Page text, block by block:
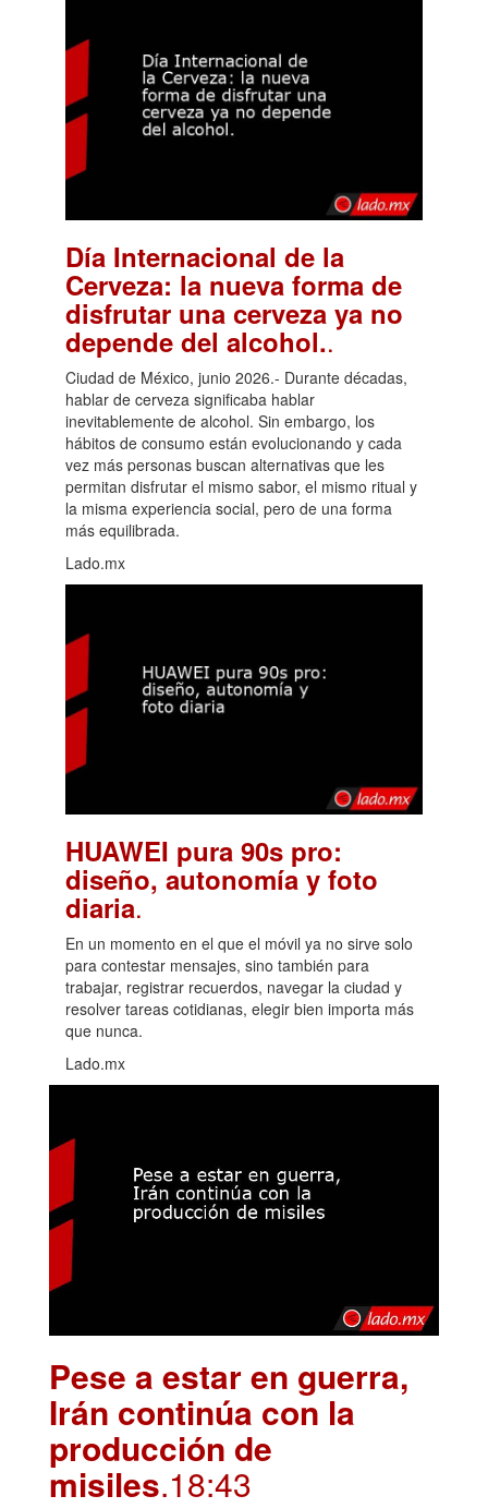
Día Internacional de la
Cerveza: la nueva forma de
disfrutar una cerveza ya no
depende del alcohol..
Ciudad de México, junio 2026.- Durante décadas,
hablar de cerveza significaba hablar
inevitablemente de alcohol. Sin embargo, los
hábitos de consumo están evolucionando y cada
vez más personas buscan alternativas que les
permitan disfrutar el mismo sabor, el mismo ritual y
la misma experiencia social, pero de una forma
más equilibrada.
Lado.mx
HUAWEI pura 90s pro:
diseño, autonomía y foto
diaria.
En un momento en el que el móvil ya no sirve solo
para contestar mensajes, sino también para
trabajar, registrar recuerdos, navegar la ciudad y
resolver tareas cotidianas, elegir bien importa más
que nunca.
Lado.mx
Pese a estar en guerra,
Irán continúa con la
producción de
misiles.18:43